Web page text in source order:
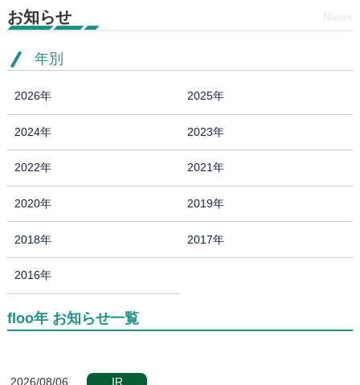
お知らせ
年別
2026年 2025年
2024年 2023年
2022年 2021年
2020年 2019年
2018年 2017年
2016年
floo年 お知らせ一覧
2026/08/06
IR